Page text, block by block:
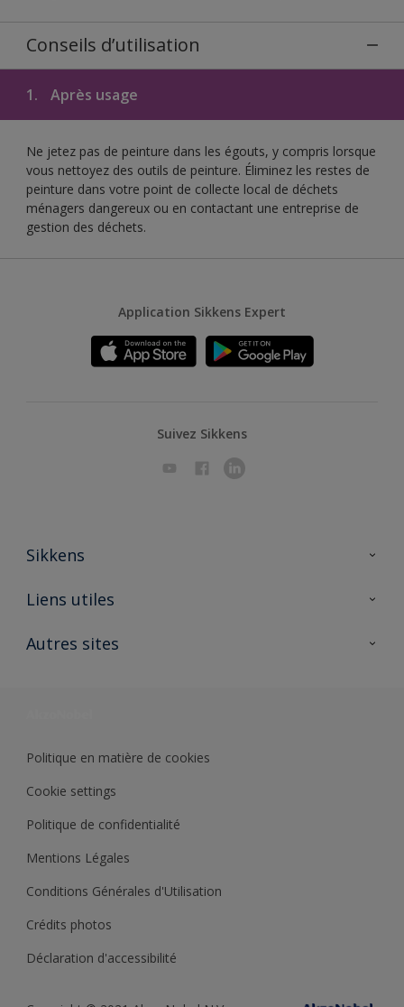
Conseils d’utilisation
1. Après usage
Ne jetez pas de peinture dans les égouts, y compris lorsque
vous nettoyez des outils de peinture. Éliminez les restes de
peinture dans votre point de collecte local de déchets
ménagers dangereux ou en contactant une entreprise de
gestion des déchets.
Application Sikkens Expert
Suivez Sikkens
Sikkens
A propos de Sikkens
Liens utiles
Ouvrir un magasin PASS
Autres sites
Politique en matière de cookies
Cookie settings
Politique de confidentialité
Mentions Légales
Conditions Générales d'Utilisation
Crédits photos
Déclaration d'accessibilité